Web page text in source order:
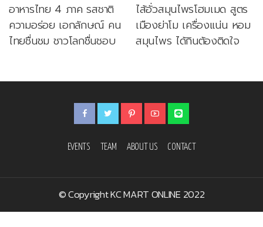
อาหารไทย 4 ภาค รสชาติ
ความอร่อย เอกลักษณ์ คน
ไทยชื่นชม ชาวโลกชื่นชอบ
ไส้อั่วสมุนไพรโฮมเมด สูตร
เมืองย่าโม เครื่องแน่น หอม
สมุนไพร ได้กินต้องติดใจ
EVENTS TEAM ABOUT US CONTACT
© Copyright KC MART ONLINE 2022